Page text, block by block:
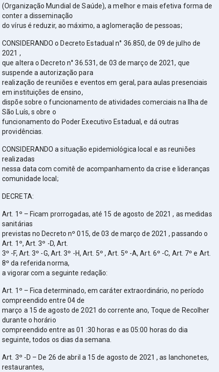
(Organização Mundial de Saúde), a melhor e mais efetiva forma de
conter a disseminação
do vírus é reduzir, ao máximo, a aglomeração de pessoas;
CONSIDERANDO o Decreto Estadual n° 36.850, de 09 de julho de
2021 ,
que altera o Decreto n° 36.531, de 03 de março de 2021, que
suspende a autorização para
realização de reuniões e eventos em geral, para aulas presenciais
em instituições de ensino,
dispõe sobre o funcionamento de atividades comerciais na Ilha de
São Luís, s obre o
funcionamento do Poder Executivo Estadual, e dá outras
providências.
CONSIDERANDO a situação epidemiológica local e as reuniões
realizadas
nessa data com comitê de acompanhamento da crise e lideranças
comunidade local;
DECRETA:
Art. 1º – Ficam prorrogadas, até 15 de agosto de 2021 , as medidas
sanitárias
previstas no Decreto nº 015, de 03 de março de 2021 , passando o
Art. 1º, Art. 3º -D, Art.
3º -F, Art. 3º -G, Art. 3º -H, Art. 5º , Art. 5º -A, Art. 6º -C, Art. 7º e Art.
8º da referida norma,
a vigorar com a seguinte redação:
Art. 1º – Fica determinado, em caráter extraordinário, no período
compreendido entre 04 de
março a 15 de agosto de 2021 do corrente ano, Toque de Recolher
durante o horário
compreendido entre as 01 :30 horas e as 05:00 horas do dia
seguinte, todos os dias da semana.
Art. 3º -D – De 26 de abril a 15 de agosto de 2021 , as lanchonetes,
restaurantes,